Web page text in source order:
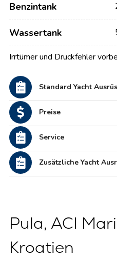
Benzintank
Wassertank
Irrtümer und Druckfehler
Standard Yacht
Preise
Service
Zusätzliche Yacht
Pula, ACI
Kroatien